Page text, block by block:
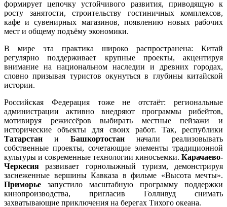
формирует цепочку устойчивого развития, приводящую к
росту занятости, строительству гостиничных комплексов,
кафе и сувенирных магазинов, появлению новых рабочих
мест и общему подъёму экономики.
В мире эта практика широко распространена: Китай
регулярно поддерживает крупные проекты, акцентируя
внимание на национальном наследии и древних городах,
словно призывая туристов окунуться в глубины китайской
истории.
Российская Федерация тоже не отстаёт: региональные
администрации активно внедряют программы рибейтов,
мотивируя режиссёров выбирать местные пейзажи и
исторические объекты для своих работ. Так, республики
Татарстан и Башкортостан начали реализовывать
собственные проекты, сочетающие элементы традиционной
культуры и современные технологии киносъемки. Карачаево-
Черкесия развивает горнолыжный туризм, демонстрируя
заснеженные вершины Кавказа в фильме «Высота мечты».
Приморье запустило масштабную программу поддержки
кинопроизводства, пригласив Голливуд снимать
захватывающие приключения на берегах Тихого океана.